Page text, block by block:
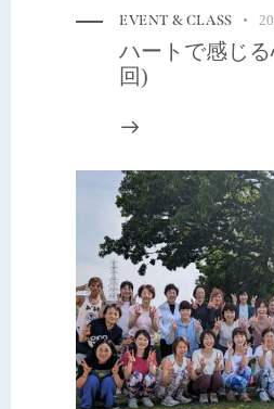
EVENT & CLASS
ハートで感じ
回)